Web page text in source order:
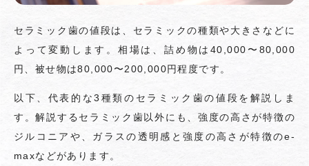
セラミック歯の値段は、セラミックの種類や大きさなどに
よって変動します。相場は、詰め物は40,000〜80,000
円、被せ物は80,000〜200,000円程度です。
以下、代表的な3種類のセラミック歯の値段を解説しま
す。解説するセラミック歯以外にも、強度の高さが特徴の
ジルコニアや、ガラスの透明感と強度の高さが特徴のe-
maxなどがあります。